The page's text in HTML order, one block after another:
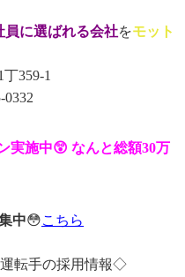
員に選ばれる会社をモット
359-1
0332
実施中😲 なんと総額30万
中😳こちら
転手の採用情報◇